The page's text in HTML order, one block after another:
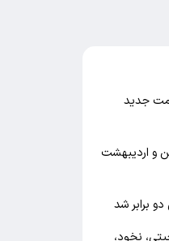
جدید
و اردیبهشت
برابر شد
نخود،